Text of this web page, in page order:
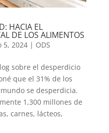
HACIA EL
DE LOS ALIMENTOS
5, 2024| ODS
sobre el desperdicio
que el 31% de los
se desperdicia.
1,300 millones de
carnes, lácteos,